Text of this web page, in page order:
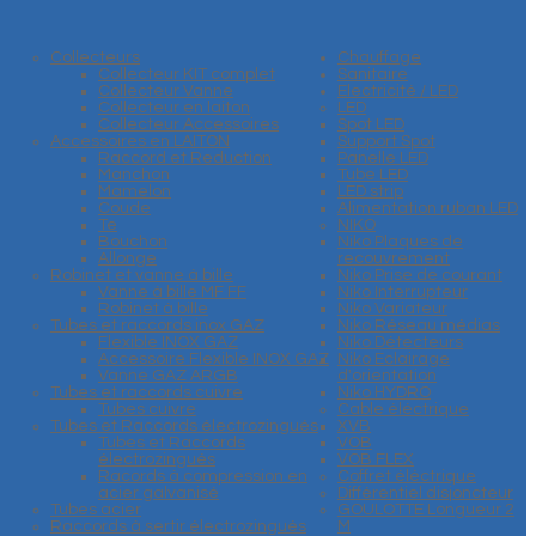
Collecteurs
Collecteur KIT complet
Collecteur Vanne
Collecteur en laiton
Collecteur Accessoires
Accessoires en LAITON
Raccord et Reduction
Manchon
Mamelon
Coude
Te
Bouchon
Allonge
Robinet et vanne à bille
Vanne à bille MF FF
Robinet à bille
Tubes et raccords inox GAZ
Flexible INOX GAZ
Accessoire Flexible INOX GAZ
Vanne GAZ ARGB
Tubes et raccords cuivre
Tubes cuivre
Tubes et Raccords électrozingués
Tubes et Raccords
électrozingués
Racords à compression en
acier galvanisé
Tubes acier
Raccords à sertir électrozingués
Chauffage
Sanitaire
Electricité / LED
LED
Spot LED
Support Spot
Panelle LED
Tube LED
LED strip
Alimentation ruban LED
NIKO
Niko Plaques de
recouvrement
Niko Prise de courant
Niko Interrupteur
Niko Variateur
Niko Réseau médias
Niko Détecteurs
Niko Eclairage
d'orientation
Niko HYDRO
Cable éléctrique
XVB
VOB
VOB FLEX
Coffret éléctrique
Différentiel disjoncteur
GOULOTTE Longueur 2
M